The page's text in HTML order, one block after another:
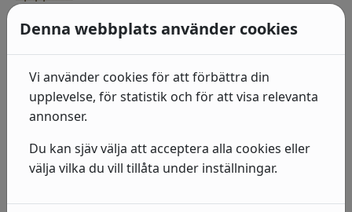
Populärt i denna kategori
Industri 2
Denna webbplats använder cookies
Vi använder cookies för att förbättra din
upplevelse, för statistik och för att visa relevanta
annonser.
Du kan sjäv välja att acceptera alla cookies eller
välja vilka du vill tillåta under inställningar.